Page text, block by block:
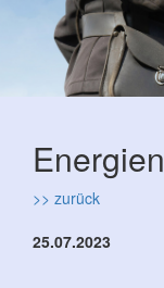
>> zurück
25.07.2023